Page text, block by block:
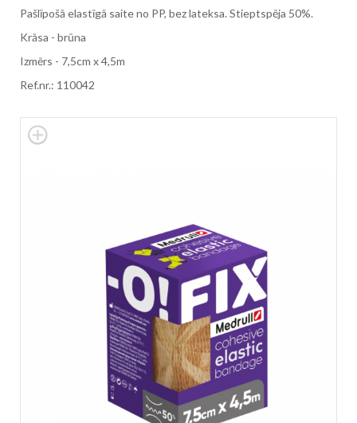
Pašlīpošā elastīgā saite no PP, bez lateksa. Stieptspēja 50%.
Krāsa - brūna
Izmērs - 7,5cm x 4,5m
Ref.nr.: 110042
Skip
to